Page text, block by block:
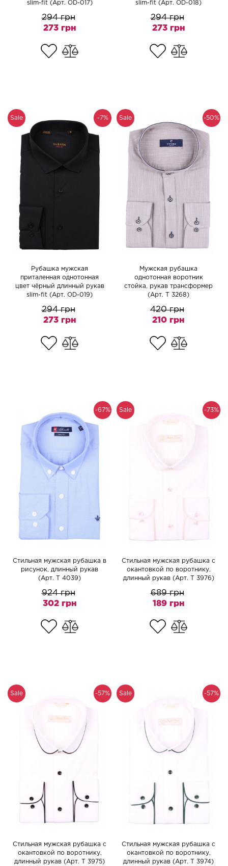
slim-fit (Арт. OD-017)
294 грн
273 грн
slim-fit (Арт. OD-018)
294 грн
273 грн
-7%
Sale
Рубашка мужская
приталенная однотонная
цвет чёрный длинный рукав
slim-fit (Арт. OD-019)
294 грн
273 грн
-50%
Sale
Мужская рубашка
однотонная воротник
стойка, рукав трансформер
(Арт. T 3268)
420 грн
210 грн
-67%
Стильная мужская рубашка в
рисунок, длинный рукав
(Арт. T 4039)
924 грн
302 грн
-73%
Sale
Cтильная мужская рубашка с
окантовкой по воротнику,
длинный рукав (Арт. T 3976)
689 грн
189 грн
-57%
Sale
Cтильная мужская рубашка с
окантовкой по воротнику,
длинный рукав (Арт. T 3975)
-57%
Sale
Cтильная мужская рубашка с
окантовкой по воротнику,
длинный рукав (Арт. T 3974)